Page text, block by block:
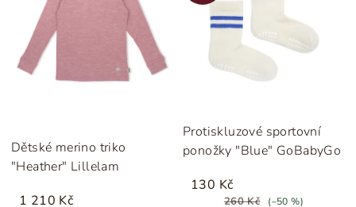
Dětské merino triko
"Heather" Lillelam
1 210 Kč
Protiskluzové sportovní
ponožky "Blue" GoBabyGo
130 Kč
260 Kč (–50 %)